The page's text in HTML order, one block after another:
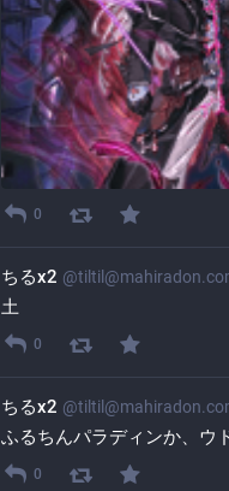
0
ちるx2 @
土
0
ちるx2 @
ふるちんパラディンか、ウ
0